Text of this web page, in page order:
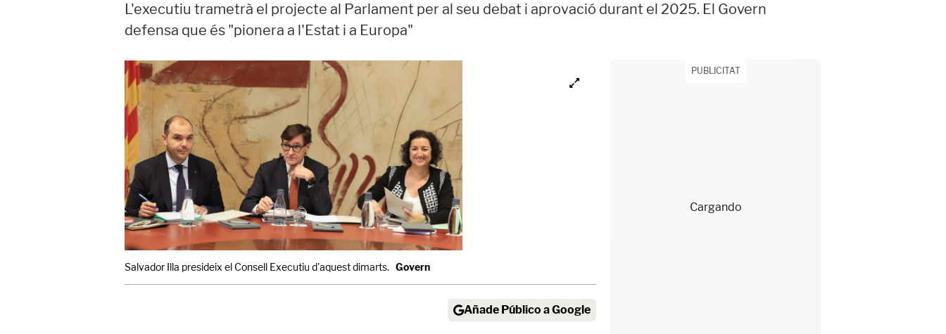
L'executiu trametrà el projecte al Parlament per al seu debat i aprovació durant el 2025. El Govern
defensa que és "pionera a l'Estat i a Europa"
Salvador Illa presideix el Consell Executiu d'aquest dimarts. Govern
Añade Público a Google
PUBLICITAT